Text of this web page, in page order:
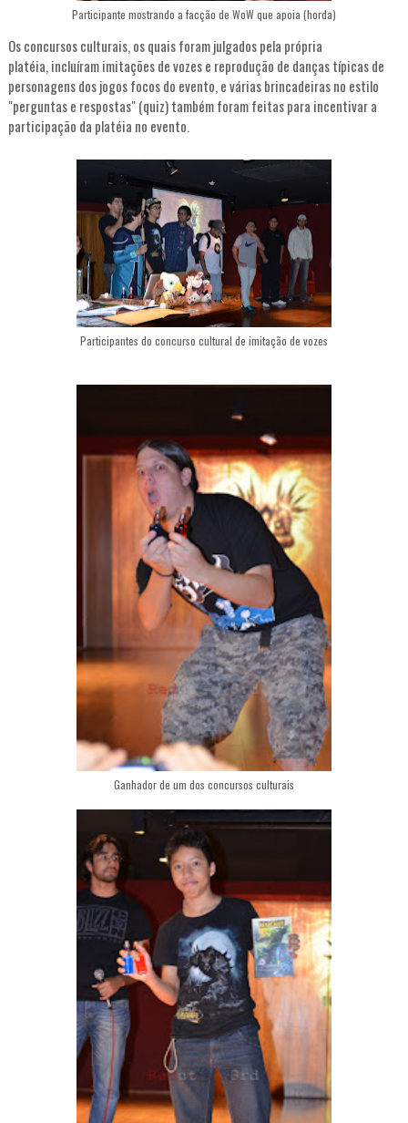
Participante mostrando a facção de WoW que apoia (horda)
Os concursos culturais, os quais foram julgados pela própria
platéia, incluíram imitações de vozes e reprodução de danças típicas de
personagens dos jogos focos do evento, e várias brincadeiras no estilo
"perguntas e respostas" (quiz) também foram feitas para incentivar a
participação da platéia no evento.
Participantes do concurso cultural de imitação de vozes
Ganhador de um dos concursos culturais